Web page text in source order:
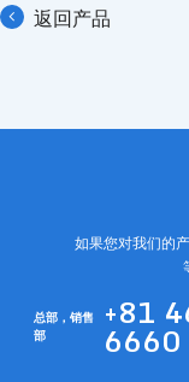
返回产品
如果您对我们的
总部， 销售
部
+81
6660